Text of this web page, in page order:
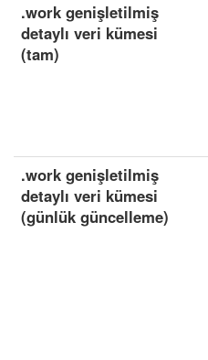
.work genişletilmiş
detaylı veri kümesi
(tam)
.work genişletilmiş
detaylı veri kümesi
(günlük güncelleme)